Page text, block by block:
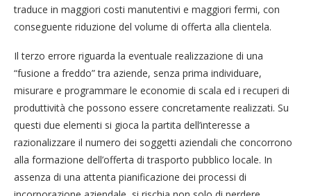
traduce in maggiori costi manutentivi e maggiori fermi, con
conseguente riduzione del volume di offerta alla clientela.
Il terzo errore riguarda la eventuale realizzazione di una
“fusione a freddo” tra aziende, senza prima individuare,
misurare e programmare le economie di scala ed i recuperi di
produttività che possono essere concretamente realizzati. Su
questi due elementi si gioca la partita dell’interesse a
razionalizzare il numero dei soggetti aziendali che concorrono
alla formazione dell’offerta di trasporto pubblico locale. In
assenza di una attenta pianificazione dei processi di